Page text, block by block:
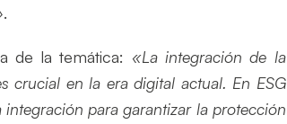
.
de la temática: «La integración de la
crucial en la era digital actual. En ESG
para garantizar la protección